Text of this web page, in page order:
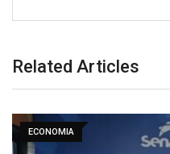
Related Articles
ECONOMIA